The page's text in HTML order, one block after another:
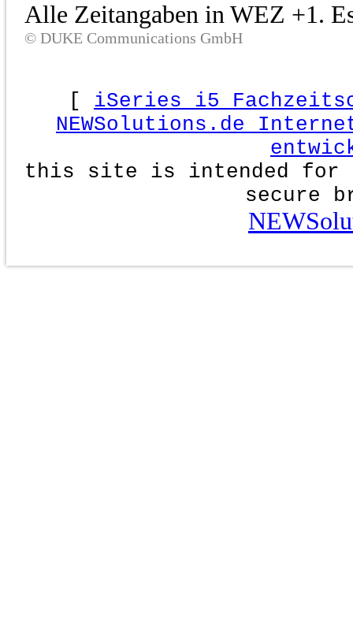
Alle Zeitangaben in WEZ +1.
© DUKE Communications GmbH
[ iSeries i5
NEWSolutions.de
this site is intended for
secure